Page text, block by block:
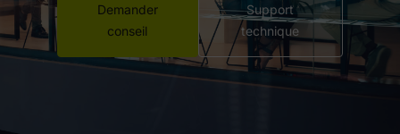
Demander
conseil
Support
technique